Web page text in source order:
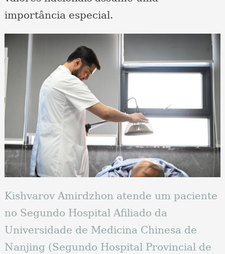
importância especial.
Kishvarov Amirdzhon atende um paciente
no Segundo Hospital Afiliado da
Universidade de Medicina Chinesa de
Nanjing (Segundo Hospital Provincial de